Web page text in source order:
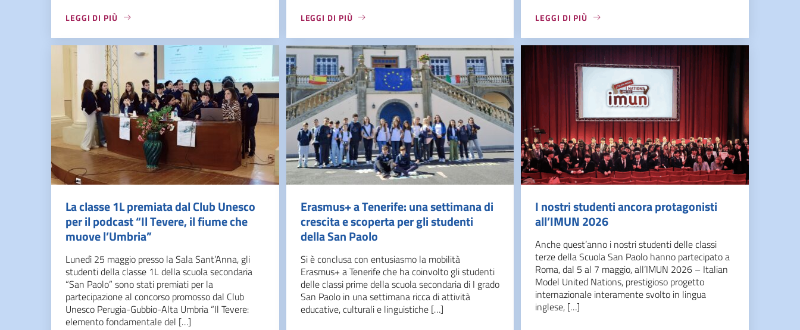
LEGGI DI PIÙ LEGGI DI PIÙ LEGGI DI PIÙ
La classe 1L premiata dal Club Unesco
per il podcast “Il Tevere, il fiume che
muove l’Umbria”
Lunedì 25 maggio presso la Sala Sant’Anna, gli
studenti della classe 1L della scuola secondaria
“San Paolo” sono stati premiati per la
partecipazione al concorso promosso dal Club
Unesco Perugia-Gubbio-Alta Umbria “Il Tevere:
elemento fondamentale del […]
Erasmus+ a Tenerife: una settimana di
crescita e scoperta per gli studenti
della San Paolo
Si è conclusa con entusiasmo la mobilità
Erasmus+ a Tenerife che ha coinvolto gli studenti
delle classi prime della scuola secondaria di I grado
San Paolo in una settimana ricca di attività
educative, culturali e linguistiche […]
I nostri studenti ancora protagonisti
all’IMUN 2026
Anche quest’anno i nostri studenti delle classi
terze della Scuola San Paolo hanno partecipato a
Roma, dal 5 al 7 maggio, all’IMUN 2026 – Italian
Model United Nations, prestigioso progetto
internazionale interamente svolto in lingua
inglese, […]